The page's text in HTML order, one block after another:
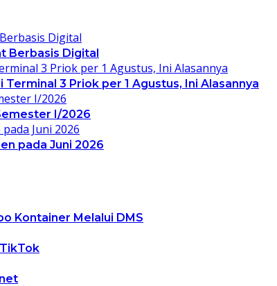
Berbasis Digital
3 Priok per 1 Agustus, Ini Alasannya
I/2026
pada Juni 2026
Kontainer Melalui DMS